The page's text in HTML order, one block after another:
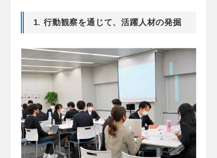
1. 行動観察を通じて、活躍人材の発掘